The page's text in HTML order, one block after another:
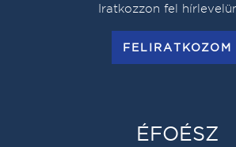
Iratkozzon fel
FELIRATKOZOM
ÉFOÉSZ